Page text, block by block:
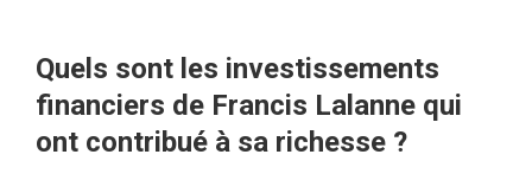
Quels sont les investissements
financiers de Francis Lalanne qui
ont contribué à sa richesse ?